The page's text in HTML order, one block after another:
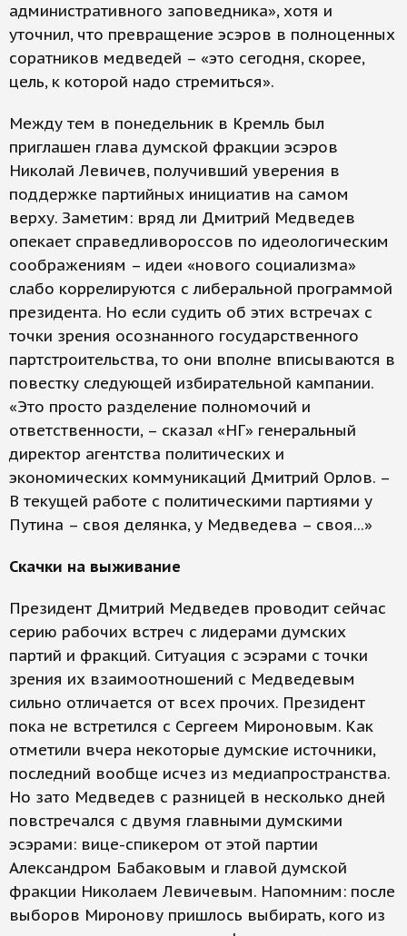
административного заповедника», хотя и
уточнил, что превращение эсэров в полноценных
соратников медведей – «это сегодня, скорее,
цель, к которой надо стремиться».
Между тем в понедельник в Кремль был
приглашен глава думской фракции эсэров
Николай Левичев, получивший уверения в
поддержке партийных инициатив на самом
верху. Заметим: вряд ли Дмитрий Медведев
опекает справедливороссов по идеологическим
соображениям – идеи «нового социализма»
слабо коррелируются с либеральной программой
президента. Но если судить об этих встречах с
точки зрения осознанного государственного
партстроительства, то они вполне вписываются в
повестку следующей избирательной кампании.
«Это просто разделение полномочий и
ответственности, – сказал «НГ» генеральный
директор агентства политических и
экономических коммуникаций Дмитрий Орлов. –
В текущей работе с политическими партиями у
Путина – своя делянка, у Медведева – своя...»
Скачки на выживание
Президент Дмитрий Медведев проводит сейчас
серию рабочих встреч с лидерами думских
партий и фракций. Ситуация с эсэрами с точки
зрения их взаимоотношений с Медведевым
сильно отличается от всех прочих. Президент
пока не встретился с Сергеем Мироновым. Как
отметили вчера некоторые думские источники,
последний вообще исчез из медиапространства.
Но зато Медведев с разницей в несколько дней
повстречался с двумя главными думскими
эсэрами: вице-спикером от этой партии
Александром Бабаковым и главой думской
фракции Николаем Левичевым. Напомним: после
выборов Миронову пришлось выбирать, кого из